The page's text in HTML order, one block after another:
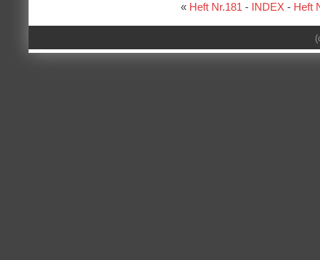
« Heft Nr.181 - INDEX - Heft